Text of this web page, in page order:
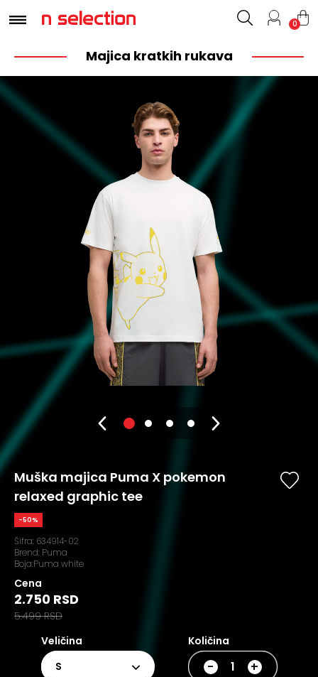
0
Majica kratkih rukava
Muška majica Puma X pokemon
relaxed graphic tee
-50%
Šifra: 634914-02
Brend: Puma
Boja:Puma white
Cena
2.750 RSD
5.499 RSD
Veličina
S
Količina
- +